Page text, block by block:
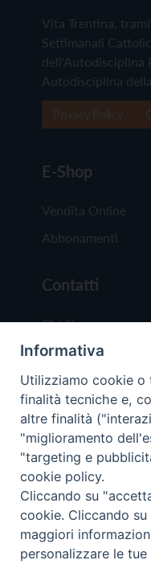
Vita Trentina,
Settimanali
dell'Autodisciplina
Autodisciplina
E-Shop
Vendita Online
Abbonamenti
Contatti
Chi Siamo
Redazione
Scrivici
Copyright ©
Trentina Editrice
Privacy Policy
Informativa
Utilizziamo cookie o
finalità tecniche e,
altre finalità
"miglioramento
"targeting e
cookie policy.
Cliccando su
cookie. Cliccando
maggiori
personalizzare le